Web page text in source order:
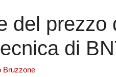
del prezzo
di
Bruzzone